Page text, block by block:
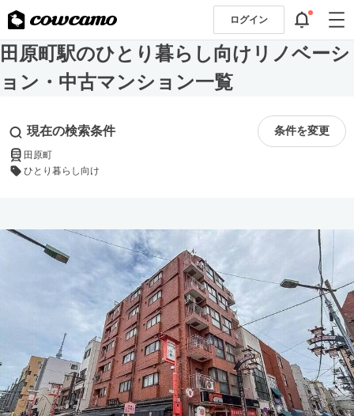
ログイン
田原町駅のひとり暮らし向けリノベーシ
ョン・中古マンション一覧
現在の検索条件 条件を変更
田原町
ひとり暮らし向け